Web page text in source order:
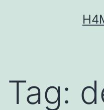
Tag: